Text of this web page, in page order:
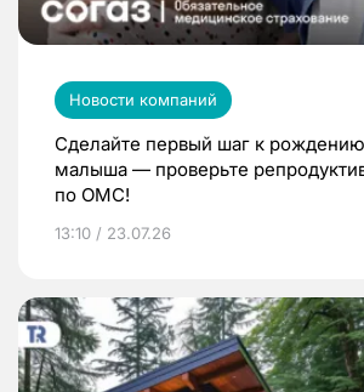
Новости компаний
Сделайте первый шаг к
малыша — проверьте
по ОМС!
13:10 / 23.07.26